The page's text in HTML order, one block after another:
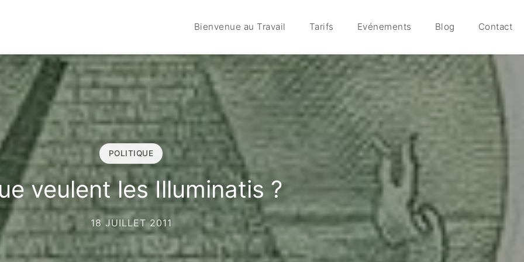
Bienvenue au Travail Tarifs Evénements Blog Contact
POLITIQUE
veulent les Illuminatis ?
18 JUILLET 2011